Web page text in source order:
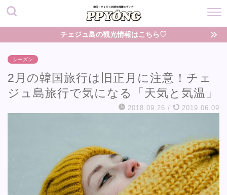
チェジュ島の観光情報はこちら♡
シーズン
2月の韓国旅行は旧正月に注意！チェ
ジュ島旅行で気になる「天気と気温」
2018.09.26 / 2019.06.09